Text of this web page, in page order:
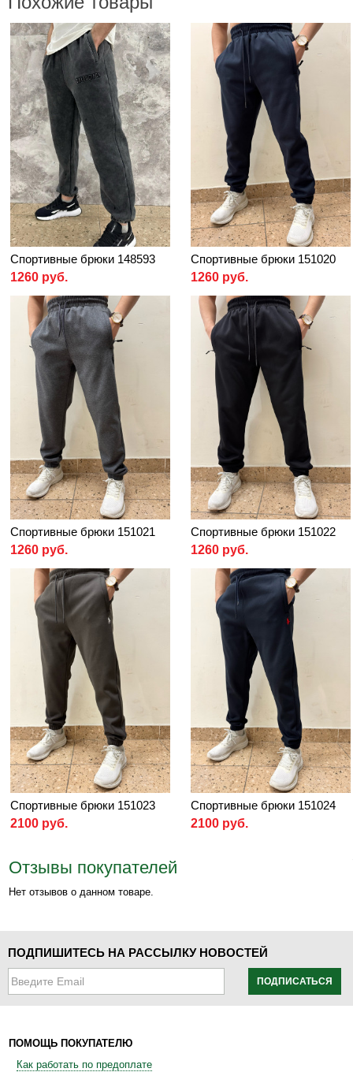
Спортивные брюки 148593
1260 руб.
Спортивные брюки 151020
1260 руб.
Спортивные брюки 151021
1260 руб.
Спортивные брюки 151022
1260 руб.
Спортивные брюки 151023
2100 руб.
Спортивные брюки 151024
2100 руб.
Отзывы покупателей
Нет отзывов о данном товаре.
ПОДПИШИТЕСЬ НА РАССЫЛКУ НОВОСТЕЙ
ПОДПИСАТЬСЯ
ПОМОЩЬ ПОКУПАТЕЛЮ
Как работать по предоплате